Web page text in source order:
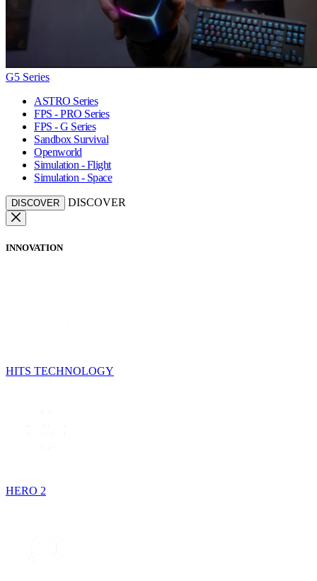
G5 Series
ASTRO Series
FPS - PRO Series
FPS - G Series
Sandbox Survival
Openworld
Simulation - Flight
Simulation - Space
DISCOVER DISCOVER
INNOVATION
HITS TECHNOLOGY
HERO 2